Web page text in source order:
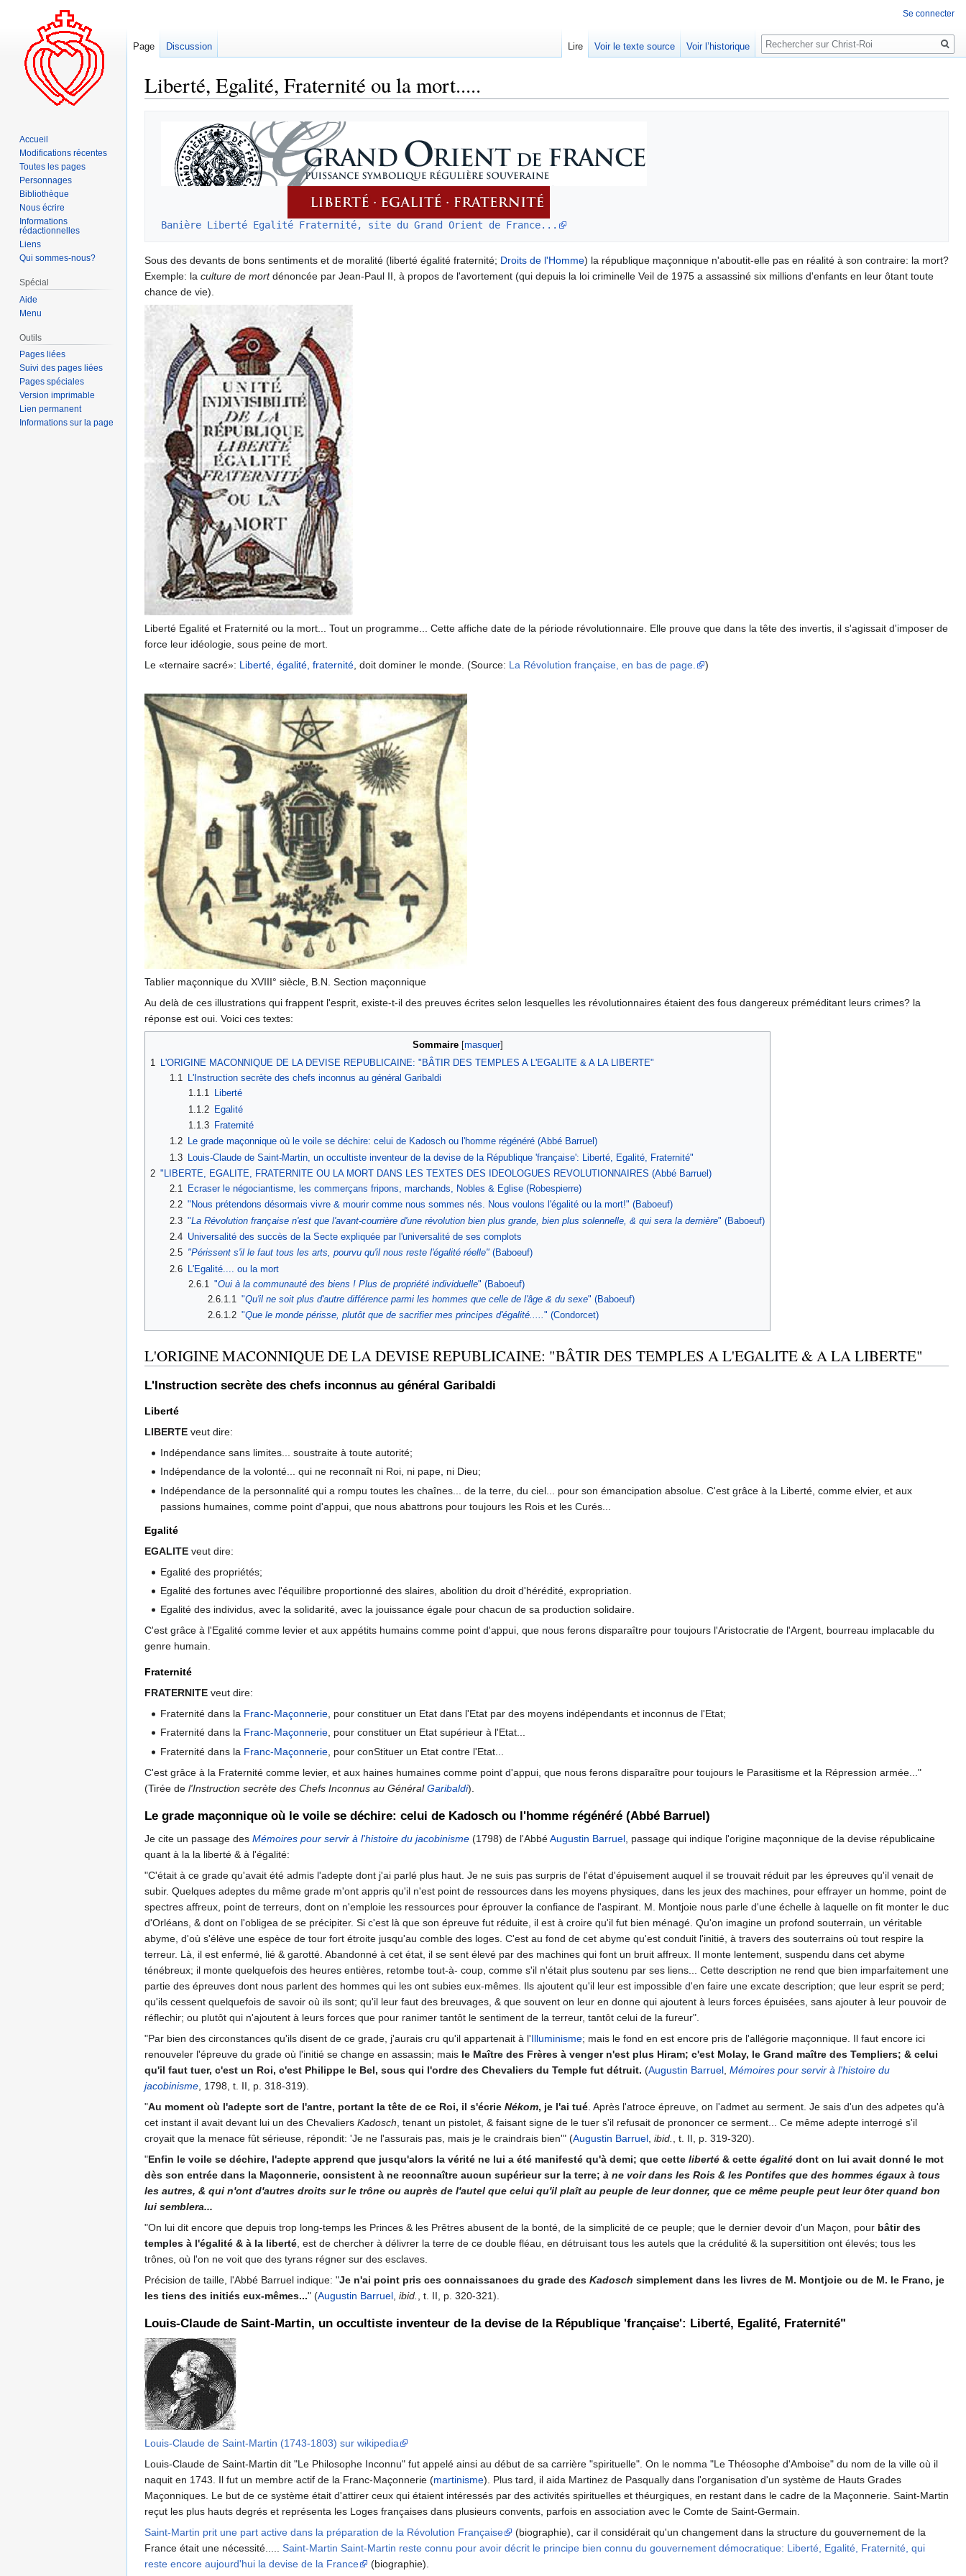
Liberté, Egalité, Fraternité ou la mort.....
navigation
recherche
Banière Liberté Egalité Fraternité, site du Grand Orient de France...
Sous des devants de bons sentiments et de moralité (liberté égalité fraternité; Droits de l'Homme) la république maçonnique n'aboutit-elle pas en réalité à son contraire: la mort?
Exemple: la culture de mortdénoncée par Jean-Paul II, à propos de l'avortement (qui depuis la loi criminelle Veil de 1975 a assassiné six millions d'enfants en leur ôtant toute
chance de vie).
Liberté Egalité et Fraternité ou la mort... Tout un programme... Cette affiche date de la période révolutionnaire. Elle prouve que dans la tête des invertis, il s'agissait d'imposer de
force leur idéologie, sous peine de mort.
Le «ternaire sacré»: Liberté, égalité, fraternité, doit dominer le monde. (Source: La Révolution française, en bas de page. )
Tablier maçonnique du XVIII° siècle, B.N. Section maçonnique
Au delà de ces illustrations qui frappent l'esprit, existe-t-il des preuves écrites selon lesquelles les révolutionnaires étaient des fous dangereux préméditant leurs crimes? la
réponse est oui. Voici ces textes:
Sommaire
1 L'ORIGINE MACONNIQUE DE LA DEVISE REPUBLICAINE: "BÂTIR DES TEMPLES A L'EGALITE & A LA LIBERTE"
1.1
L'Instruction secrète des chefs inconnus au général Garibaldi
1.1.1 Liberté
1.1.2 Egalité
1.1.3 Fraternité
1.2
Le grade maçonnique où le voile se déchire: celui de Kadosch ou l'homme régénéré (Abbé Barruel)
1.3
Louis-Claude de Saint-Martin, un occultiste inventeur de la devise de la République 'française': Liberté, Egalité, Fraternité"
2 "LIBERTE, EGALITE, FRATERNITE OU LA MORT DANS LES TEXTES DES IDEOLOGUES REVOLUTIONNAIRES (Abbé Barruel)
2.1
Ecraser le négociantisme, les commerçans fripons, marchands, Nobles & Eglise (Robespierre)
2.2 "Nous prétendons désormais vivre & mourir comme nous sommes nés. Nous voulons l'égalité ou la mort!" (Baboeuf)
2.3 "La Révolution française n'est que l'avant-courrière d'une révolution bien plus grande, bien plus solennelle, & qui sera la dernière" (Baboeuf)
2.4 Universalité des succès de la Secte expliquée par l'universalité de ses complots
2.5 "Périssent s'il le faut tous les arts, pourvu qu'il nous reste l'égalité réelle"(Baboeuf)
2.6 L'Egalité.... ou la mort
2.6.1
"Oui à la communauté des biens ! Plus de propriété individuelle" (Baboeuf)
2.6.1.1 "Qu'il ne soit plus d'autre différence parmi les hommes que celle de l'âge & du sexe" (Baboeuf)
2.6.1.2 "Que le monde périsse, plutôt que de sacrifier mes principes d'égalité....." (Condorcet)
L'ORIGINE MACONNIQUE DE LA DEVISE REPUBLICAINE: "BÂTIR DES TEMPLES A L'EGALITE & A LA LIBERTE"
L'Instruction secrète des chefs inconnus au général Garibaldi
Liberté
LIBERTE veut dire:
Indépendance sans limites... soustraite à toute autorité;
Indépendance de la volonté... qui ne reconnaît ni Roi, ni pape, ni Dieu;
Indépendance de la personnalité qui a rompu toutes les chaînes... de la terre, du ciel... pour son émancipation absolue. C'est grâce à la Liberté, comme elvier, et aux
passions humaines, comme point d'appui, que nous abattrons pour toujours les Rois et les Curés...
Egalité
EGALITE veut dire:
Egalité des propriétés;
Egalité des fortunes avec l'équilibre proportionné des slaires, abolition du droit d'hérédité, expropriation.
Egalité des individus, avec la solidarité, avec la jouissance égale pour chacun de sa production solidaire.
C'est grâce à l'Egalité comme levier et aux appétits humains comme point d'appui, que nous ferons disparaître pour toujours l'Aristocratie de l'Argent, bourreau implacable du
genre humain.
Fraternité
FRATERNITE veut dire:
Fraternité dans la Franc-Maçonnerie, pour constituer un Etat dans l'Etat par des moyens indépendants et inconnus de l'Etat;
Fraternité dans la Franc-Maçonnerie, pour constituer un Etat supérieur à l'Etat...
Fraternité dans la Franc-Maçonnerie , pour conStituer un Etat contre l'Etat...
C'est grâce à la Fraternité comme levier, et aux haines humaines comme point d'appui, que nous ferons disparaître pour toujours le Parasitisme et la Répression armée..."
(Tirée de l'Instruction secrète des Chefs Inconnus au GénéralGaribaldi).
Le grade maçonnique où le voile se déchire: celui de Kadosch ou l'homme régénéré (Abbé Barruel)
Je cite un passage des Mémoires pour servir à l'histoire du jacobinisme (1798) de l'AbbéAugustin Barruel , passage qui indique l'origine maçonnique de la devise républicaine
quant à la la liberté & à l'égalité:
"C'était à ce grade qu'avait été admis l'adepte dont j'ai parlé plus haut. Je ne suis pas surpris de l'état d'épuisement auquel il se trouvait réduit par les épreuves qu'il venait de
subir. Quelques adeptes du même grade m'ont appris qu'il n'est point de ressources dans les moyens physiques, dans les jeux des machines, pour effrayer un homme, point de
spectres affreux, point de terreurs, dont on n'emploie les ressources pour éprouver la confiance de l'aspirant. M. Montjoie nous parle d'une échelle à laquelle on fit monter le duc
d'Orléans, & dont on l'obligea de se précipiter. Si c'est là que son épreuve fut réduite, il est à croire qu'il fut bien ménagé. Qu'on imagine un profond souterrain, un véritable
abyme, d'où s'élève une espèce de tour fort étroite jusqu'au comble des loges. C'est au fond de cet abyme qu'est conduit l'initié, à travers des souterrains où tout respire la
terreur. Là, il est enfermé, lié & garotté. Abandonné à cet état, il se sent élevé par des machines qui font un bruit affreux. Il monte lentement, suspendu dans cet abyme
ténébreux; il monte quelquefois des heures entières, retombe tout-à- coup, comme s'il n'était plus soutenu par ses liens... Cette description ne rend que bien imparfaitement une
partie des épreuves dont nous parlent des hommes qui les ont subies eux-mêmes. Ils ajoutent qu'il leur est impossible d'en faire une excate description; que leur esprit se perd;
qu'ils cessent quelquefois de savoir où ils sont; qu'il leur faut des breuvages, & que souvent on leur en donne qui ajoutent à leurs forces épuisées, sans ajouter à leur pouvoir de
réflechir; ou plutôt qui n'ajoutent à leurs forces que pour ranimer tantôt le sentiment de la terreur, tantôt celui de la fureur".
"Par bien des circonstances qu'ils disent de ce grade, j'aurais cru qu'il appartenait à l'Illuminisme; mais le fond en est encore pris de l'allégorie maçonnique. Il faut encore ici
renouveler l'épreuve du grade où l'initié se change en assassin; mais le Maître des Frères à venger n'est plus Hiram; c'est Molay, le Grand maître des Templiers; & celui
qu'il faut tuer, c'est un Roi, c'est Philippe le Bel, sous qui l'ordre des Chevaliers du Temple fut détruit. (Augustin Barruel Mémoires pour servir à l'histoire du
jacobinisme , 1798, t. II, p. 318-319).
"Au moment où l'adepte sort de l'antre, portant la tête de ce Roi, il s'écrie Nékom, je l'ai tué . Après l'atroce épreuve, on l'admet au serment. Je sais d'un des adpetes qu'à
cet instant il avait devant lui un des Chevaliers Kadosch , tenant un pistolet, & faisant signe de le tuer s'il refusait de prononcer ce serment... Ce même adepte interrogé s'il
croyait que la menace fût sérieuse, répondit: 'Je ne l'assurais pas, mais je le craindrais bien'" (Augustin Barruel ibid.
, t. II, p. 319-320).
"Enfin le voile se déchire, l'adepte apprend que jusqu'alors la vérité ne lui a été manifesté qu'à demi; que cette liberté & cette égalité dont on lui avait donné le mot
dès son entrée dans la Maçonnerie, consistent à ne reconnaître aucun supérieur sur la terre; à ne voir dans les Rois & les Pontifes que des hommes égaux à tous
les autres, & qui n'ont d'autres droits sur le trône ou auprès de l'autel que celui qu'il plaît au peuple de leur donner, que ce même peuple peut leur ôter quand bon
lui semblera...
"On lui dit encore que depuis trop long-temps les Princes & les Prêtres abusent de la bonté, de la simplicité de ce peuple; que le dernier devoir d'un Maçon, pour bâtir des
temples à l'égalité & à la liberté , est de chercher à délivrer la terre de ce double fléau, en détruisant tous les autels que la crédulité & la supersitition ont élevés; tous les
trônes, où l'on ne voit que des tyrans régner sur des esclaves.
Précision de taille, l'Abbé Barruel indique: "Je n'ai point pris ces connaissances du grade des Kadosch simplement dans les livres de M. Montjoie ou de M. le Franc, je
les tiens des initiés eux-mêmes..." (Augustin Barruel ibid. , t. II, p. 320-321).
Louis-Claude de Saint-Martin, un occultiste inventeur de la devise de la République 'française': Liberté, Egalité, Fraternité"
Louis-Claude de Saint-Martin (1743-1803) sur wikipedia
Louis-Claude de Saint-Martin dit "Le Philosophe Inconnu" fut appelé ainsi au début de sa carrière "spirituelle". On le nomma "Le Théosophe d'Amboise" du nom de la ville où il
naquit en 1743. Il fut un membre actif de la Franc-Maçonnerie (martinisme). Plus tard, il aida Martinez de Pasqually dans l'organisation d'un système de Hauts Grades
Maçonniques. Le but de ce système était d'attirer ceux qui étaient intéressés par des activités spirituelles et théurgiques, en restant dans le cadre de la Maçonnerie. Saint-Martin
reçut les plus hauts degrés et représenta les Loges françaises dans plusieurs convents, parfois en association avec le Comte de Saint-Germain.
Saint-Martin prit une part active dans la préparation de la Révolution Française
(biographie), car il considérait qu'un changement dans la structure du gouvernement de la
France était une nécessité..... Saint-Martin Saint-Martin reste connu pour avoir décrit le principe bien connu du gouvernement démocratique: Liberté, Egalité, Fraternité, qui
reste encore aujourd'hui la devise de la France
(biographie).
Se connecter
Page Discussion Lire Voir le texte source Voir l’historique
Rechercher
Accueil
Modifications récentes
Toutes les pages
Personnages
Bibliothèque
Nous écrire
Informations
rédactionnelles
Liens
Qui sommes-nous?
Spécial
Aide
Menu
Outils
Pages liées
Suivi des pages liées
Pages spéciales
Version imprimable
Lien permanent
Informations sur la page